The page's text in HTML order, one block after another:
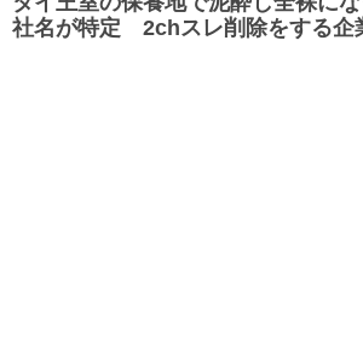
社名が特定 2chスレ削除をする企